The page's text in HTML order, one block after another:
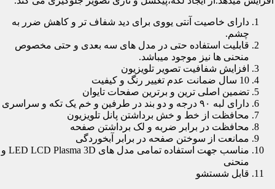
دارای خاصیت آنتی یووی برای دید شفاف تر و کاهش ضرر به
چشم.
قابلیت استفاده حتی در مدل های سه بعدی و حتی مخصوص
منحنی ها نیز موجود میباشد.
افزایش شفافیت تصویر تلویزیون
10 سال ضمانت عدم تغییر رنگ و کیفیت
تضمین اصلی ترین و برترین صفحات تایوان
دارای لبه ۹۰ درجه و دو بند در طرفین و خم یک تکه و سراسری
محافظت از خط و خش برداشتن پانل تلویزیون
محافظت در برابر ضربه و لک برداشتن صفحه
ممانعت از سوختن صفحه در برابر آبخوردگی
مناسب جهت استفاده تمامی مدل های LED LCD Plasma 3D و
منحنی
قابل شستشو